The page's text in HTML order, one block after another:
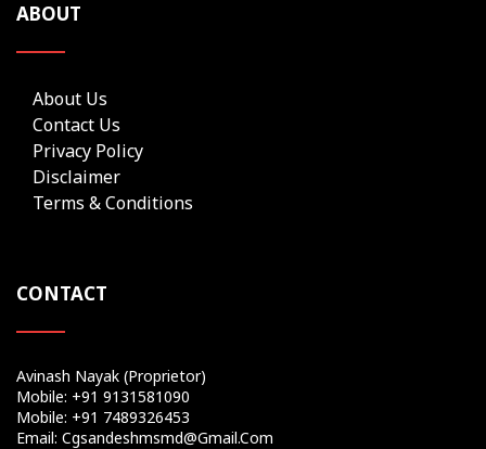
ABOUT
About Us
Contact Us
Privacy Policy
Disclaimer
Terms & Conditions
CONTACT
Avinash Nayak (Proprietor)
Mobile: +91 9131581090
Mobile: +91 7489326453
Email: Cgsandeshmsmd@gmail.com